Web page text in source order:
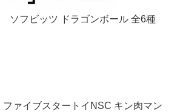
ソフビッツ ドラゴンボール 全6種
ファイブスタートイNSC キン肉マン